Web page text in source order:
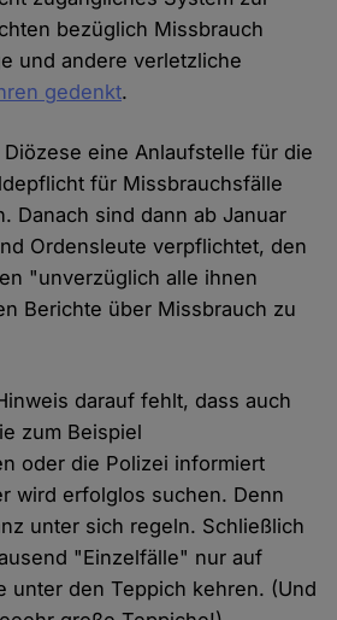
bezüglich Missbrauch
und andere verletzliche
gedenkt.
eine Anlaufstelle für die
für Missbrauchsfälle
Danach sind dann ab Januar
Ordensleute verpflichtet, den
"unverzüglich alle ihnen
Berichte über Missbrauch zu
darauf fehlt, dass auch
zum Beispiel
oder die Polizei informiert
wird erfolglos suchen. Denn
unter sich regeln. Schließlich
"Einzelfälle" nur auf
unter den Teppich kehren. (Und